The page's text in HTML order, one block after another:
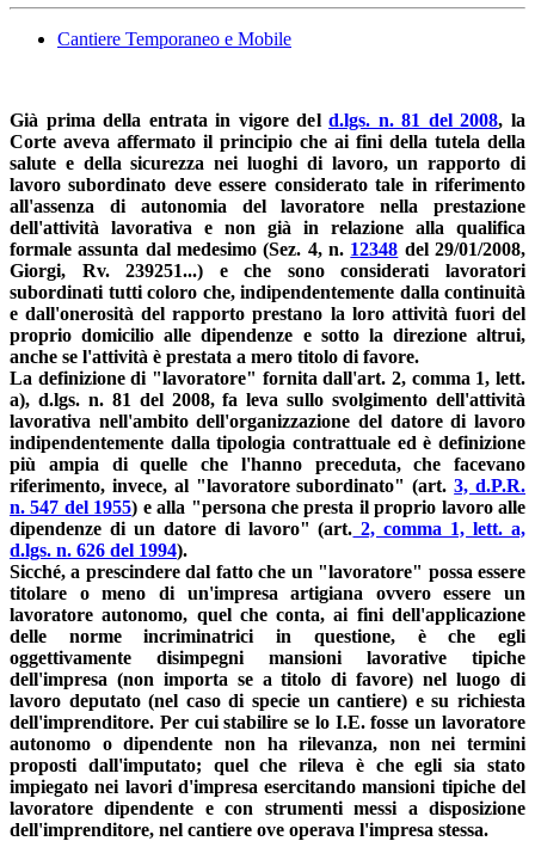
Cantiere Temporaneo e Mobile
Già prima della entrata in vigore deld.lgs. n. 81 del 2008, la
Corte aveva affermato il principio che ai fini della tutela della
salute e della sicurezza nei luoghi di lavoro, un rapporto di
lavoro subordinato deve essere considerato tale in riferimento
all'assenza di autonomia del lavoratore nella prestazione
dell'attività lavorativa e non già in relazione alla qualifica
formale assunta dal medesimo (Sez. 4, n. 12348 del 29/01/2008,
Giorgi, Rv. 239251...) e che sono considerati lavoratori
subordinati tutti coloro che, indipendentemente dalla continuità
e dall'onerosità del rapporto prestano la loro attività fuori del
proprio domicilio alle dipendenze e sotto la direzione altrui,
anche se l'attività è prestata a mero titolo di favore.
La definizione di "lavoratore" fornita dall'art. 2, comma 1, lett.
a), d.lgs. n. 81 del 2008, fa leva sullo svolgimento dell'attività
lavorativa nell'ambito dell'organizzazione del datore di lavoro
indipendentemente dalla tipologia contrattuale ed è definizione
più ampia di quelle che l'hanno preceduta, che facevano
riferimento, invece, al "lavoratore subordinato" (art.3, d.P.R.
n. 547 del 1955) e alla "persona che presta il proprio lavoro alle
dipendenze di un datore di lavoro" (art. 2, comma 1, lett. a,
d.lgs. n. 626 del 1994).
Sicché, a prescindere dal fatto che un "lavoratore" possa essere
titolare o meno di un'impresa artigiana ovvero essere un
lavoratore autonomo, quel che conta, ai fini dell'applicazione
delle norme incriminatrici in questione, è che egli
oggettivamente disimpegni mansioni lavorative tipiche
dell'impresa (non importa se a titolo di favore) nel luogo di
lavoro deputato (nel caso di specie un cantiere) e su richiesta
dell'imprenditore. Per cui stabilire se lo I.E. fosse un lavoratore
autonomo o dipendente non ha rilevanza, non nei termini
proposti dall'imputato; quel che rileva è che egli sia stato
impiegato nei lavori d'impresa esercitando mansioni tipiche del
lavoratore dipendente e con strumenti messi a disposizione
dell'imprenditore, nel cantiere ove operava l'impresa stessa.